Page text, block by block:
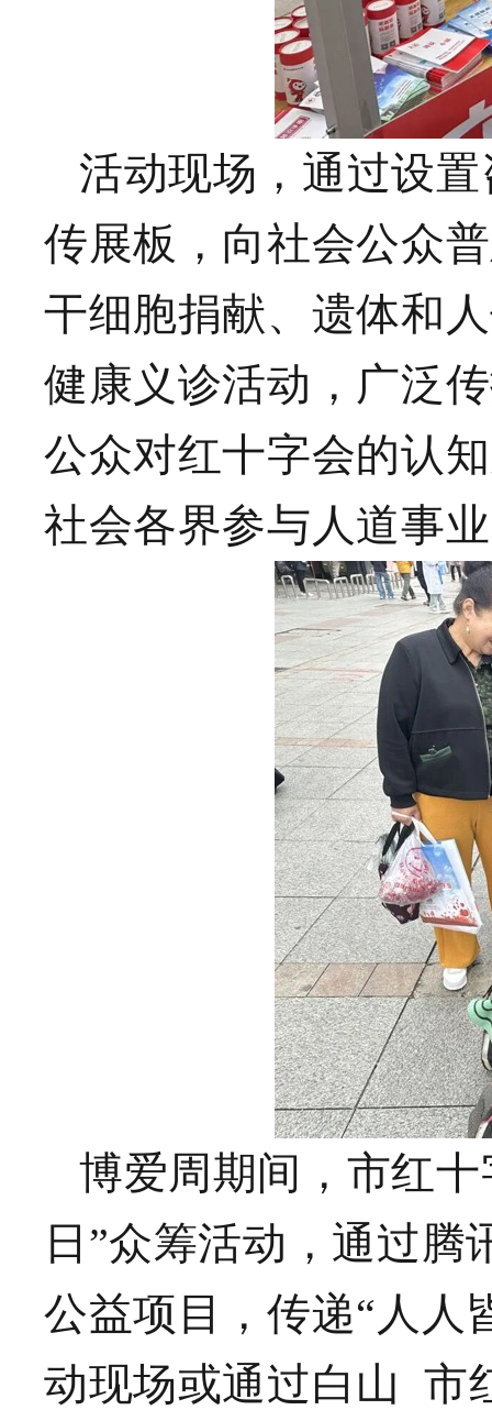
活动现场，通过设
传展板， 向社会公众
干细胞捐献、遗体和
健康义诊活动，广泛
公众对红十字会的认
社会各界参与人道事
博爱周期间，市红
日”众筹活动，通过腾
公益项目，传递“人人
动现场或通过白山 市